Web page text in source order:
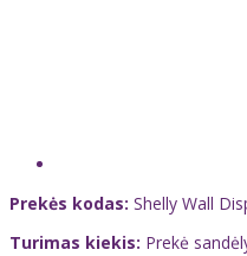
Prekės kodas: Shelly Wall
Turimas kiekis: Prekė